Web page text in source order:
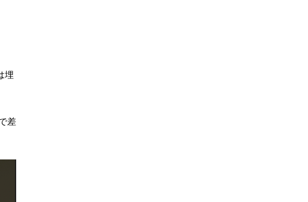
埋
差